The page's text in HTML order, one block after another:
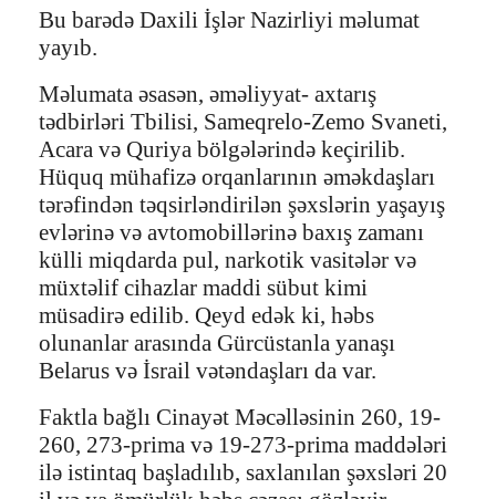
Bu barədə Daxili İşlər Nazirliyi məlumat
yayıb.
Məlumata əsasən, əməliyyat- axtarış
tədbirləri Tbilisi, Sameqrelo-Zemo Svaneti,
Acara və Quriya bölgələrində keçirilib.
Hüquq mühafizə orqanlarının əməkdaşları
tərəfindən təqsirləndirilən şəxslərin yaşayış
evlərinə və avtomobillərinə baxış zamanı
külli miqdarda pul, narkotik vasitələr və
müxtəlif cihazlar maddi sübut kimi
müsadirə edilib. Qeyd edək ki, həbs
olunanlar arasında Gürcüstanla yanaşı
Belarus və İsrail vətəndaşları da var.
Faktla bağlı Cinayət Məcəlləsinin 260, 19-
260, 273-prima və 19-273-prima maddələri
ilə istintaq başladılıb, saxlanılan şəxsləri 20